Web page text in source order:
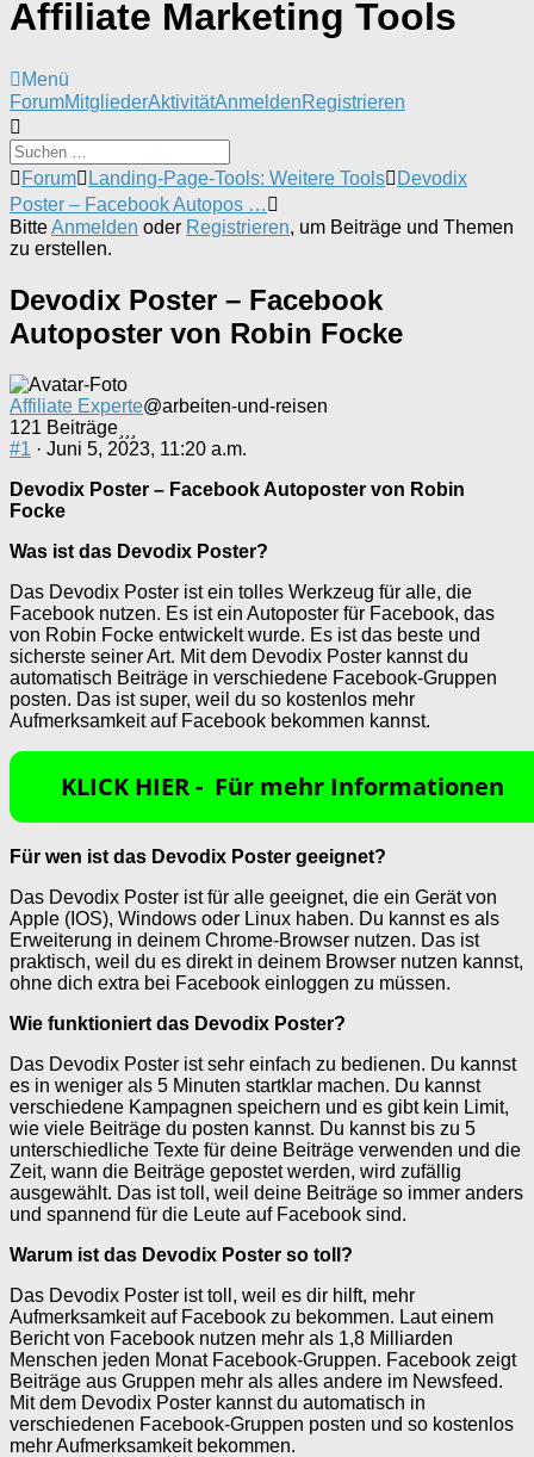
Affiliate Marketing Tools
Menü
Forum-
Navigation
ForumMitgliederAktivitätAnmeldenRegistrieren
Forum-
Breadcrumbs
-
Du
bist
Forum Landing-Page-Tools: Weitere Tools
Devodix
Poster – Facebook Autopos …
BitteAnmelden oder Registrieren, um Beiträge und Themen
zu erstellen.
Devodix Poster – Facebook
Autoposter von Robin Focke
Affiliate Experte@arbeiten-und-reisen
121 Beiträge
#1 · Juni 5, 2023, 11:20 a.m.
Devodix Poster – Facebook Autoposter von Robin
Focke
Was ist das Devodix Poster?
Das Devodix Poster ist ein tolles Werkzeug für alle, die
Facebook nutzen. Es ist ein Autoposter für Facebook, das
von Robin Focke entwickelt wurde. Es ist das beste und
sicherste seiner Art. Mit dem Devodix Poster kannst du
automatisch Beiträge in verschiedene Facebook-Gruppen
posten. Das ist super, weil du so kostenlos mehr
Aufmerksamkeit auf Facebook bekommen kannst.
Für wen ist das Devodix Poster geeignet?
Das Devodix Poster ist für alle geeignet, die ein Gerät von
Apple (IOS), Windows oder Linux haben. Du kannst es als
Erweiterung in deinem Chrome-Browser nutzen. Das ist
praktisch, weil du es direkt in deinem Browser nutzen kannst,
ohne dich extra bei Facebook einloggen zu müssen.
Wie funktioniert das Devodix Poster?
Das Devodix Poster ist sehr einfach zu bedienen. Du kannst
es in weniger als 5 Minuten startklar machen. Du kannst
verschiedene Kampagnen speichern und es gibt kein Limit,
wie viele Beiträge du posten kannst. Du kannst bis zu 5
unterschiedliche Texte für deine Beiträge verwenden und die
Zeit, wann die Beiträge gepostet werden, wird zufällig
ausgewählt. Das ist toll, weil deine Beiträge so immer anders
und spannend für die Leute auf Facebook sind.
Warum ist das Devodix Poster so toll?
Das Devodix Poster ist toll, weil es dir hilft, mehr
Aufmerksamkeit auf Facebook zu bekommen. Laut einem
Bericht von Facebook nutzen mehr als 1,8 Milliarden
Menschen jeden Monat Facebook-Gruppen. Facebook zeigt
Beiträge aus Gruppen mehr als alles andere im Newsfeed.
Mit dem Devodix Poster kannst du automatisch in
verschiedenen Facebook-Gruppen posten und so kostenlos
mehr Aufmerksamkeit bekommen.